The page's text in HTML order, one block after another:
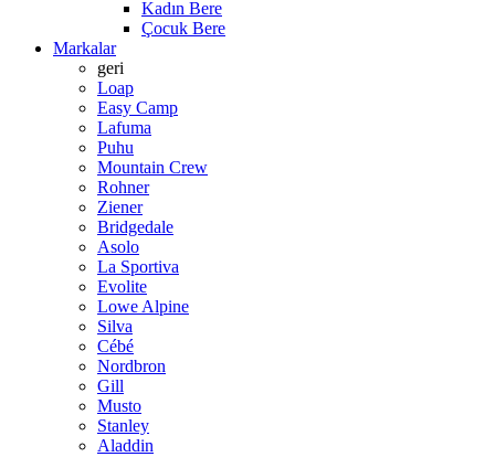
Kadın Bere
Çocuk Bere
Markalar
geri
Loap
Easy Camp
Lafuma
Puhu
Mountain Crew
Rohner
Ziener
Bridgedale
Asolo
La Sportiva
Evolite
Lowe Alpine
Silva
Cébé
Nordbron
Gill
Musto
Stanley
Aladdin